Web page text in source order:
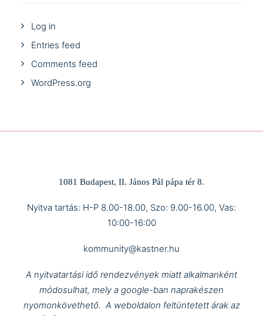
Log in
Entries feed
Comments feed
WordPress.org
1081 Budapest, II. János Pál pápa tér 8.
Nyitva tartás: H-P 8.00-18.00, Szo: 9.00-16.00, Vas:
10:00-16:00
kommunity@kastner.hu
A nyitvatartási idő rendezvények miatt alkalmanként
módosulhat, mely a google-ban naprakészen
nyomonkövethető. A weboldalon feltüntetett árak az